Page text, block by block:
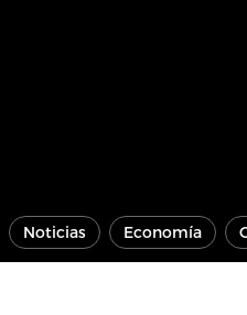
Noticias Economía